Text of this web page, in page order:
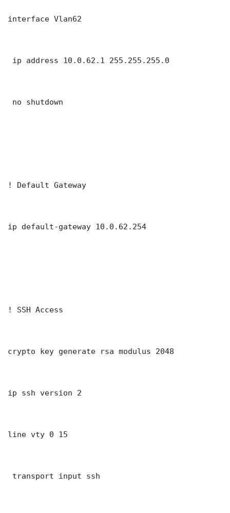
interface Vlan62
ip address 10.0.62.1 255.255.255.0
no shutdown
! Default Gateway
ip default-gateway 10.0.62.254
! SSH Access
crypto key generate rsa modulus 2048
ip ssh version 2
line vty 0 15
transport input ssh